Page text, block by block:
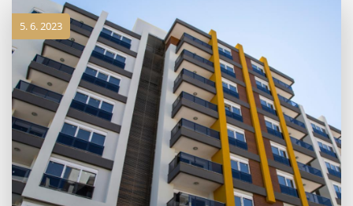
5. 6. 2023